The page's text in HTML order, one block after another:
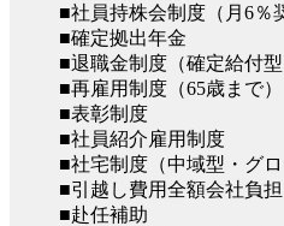
■社員持株会制度（月6％
■確定拠出年金
■退職金制度（確定給付型
■再雇用制度（65歳まで）
■表彰制度
■社員紹介雇用制度
■社宅制度（中域型・グロ
■引越し費用全額会社負担
■赴任補助